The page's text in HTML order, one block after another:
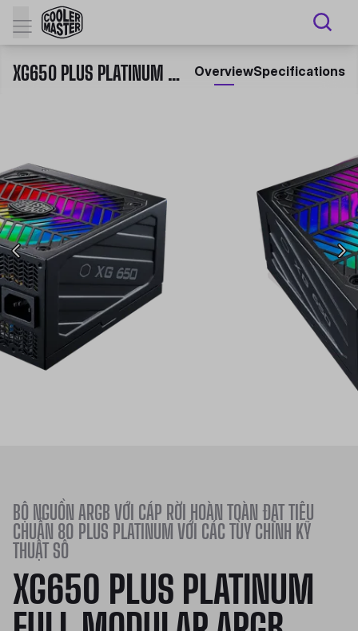
XG650 PLUS PLATINUM FULL MODULAR ARGB 650W PSU OverviewSpecifications
BỘ NGUỒN ARGB VỚI CÁP RỜI HOÀN TOÀN ĐẠT TIÊU
CHUẨN 80 PLUS PLATINUM VỚI CÁC TÙY CHỈNH KỸ
THUẬT SỐ
XG650 PLUS PLATINUM